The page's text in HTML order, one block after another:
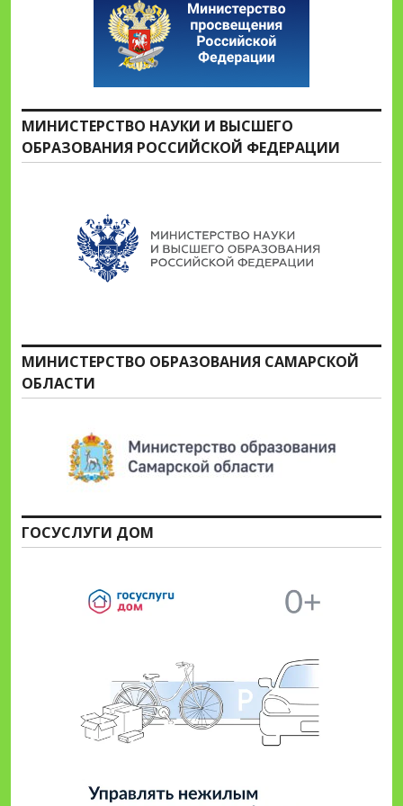
МИНИСТЕРСТВО НАУКИ И ВЫСШЕГО
ОБРАЗОВАНИЯ РОССИЙСКОЙ ФЕДЕРАЦИИ
МИНИСТЕРСТВО ОБРАЗОВАНИЯ САМАРСКОЙ
ОБЛАСТИ
ГОСУСЛУГИ ДОМ